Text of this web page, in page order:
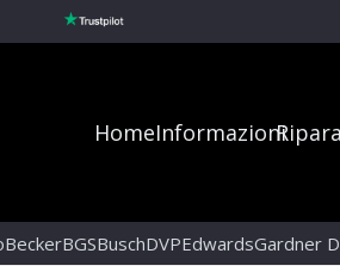
HomeInformazioni
BeckerBGSBuschDVPEdwardsGardner